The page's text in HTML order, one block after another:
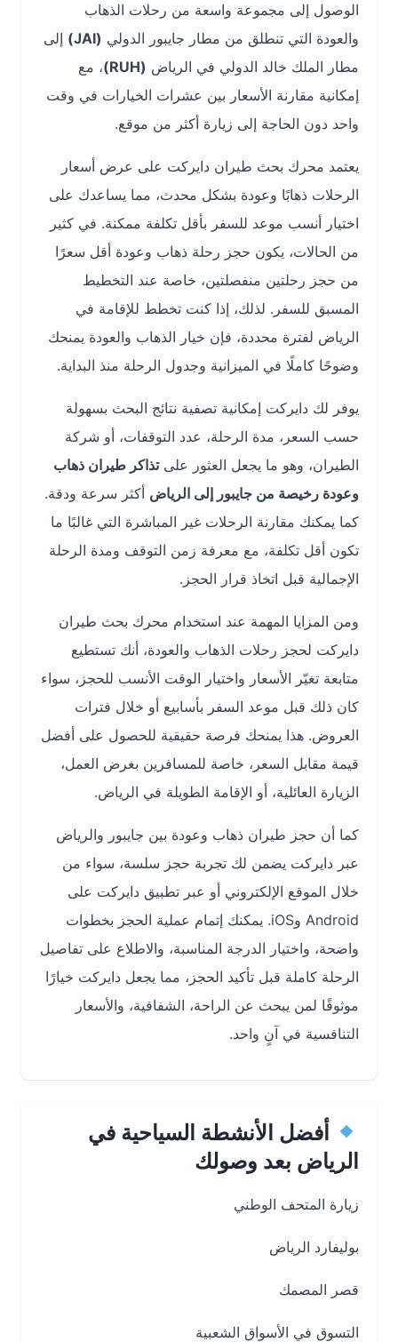
الوصول إلى مجموعة واسعة من رحلات الذهاب
والعودة التي تنطلق من مطار جايبور الدولي(JAI)
إلى
مطار الملك خالد الدولي في الرياض(RUH)
، مع
إمكانية مقارنة الأسعار بين عشرات الخيارات في وقت
واحد دون الحاجة إلى زيارة أكثر من موقع.
يعتمد محرك بحث طيران دايركت على عرض أسعار
الرحلات ذهابًا وعودة بشكل محدث، مما يساعدك على
اختيار أنسب موعد للسفر بأقل تكلفة ممكنة. في كثير
من الحالات، يكون حجز رحلة ذهاب وعودة أقل سعرًا
من حجز رحلتين منفصلتين، خاصة عند التخطيط
المسبق للسفر. لذلك، إذا كنت تخطط للإقامة في
الرياض لفترة محددة، فإن خيار الذهاب والعودة يمنحك
وضوحًا كاملًا في الميزانية وجدول الرحلة منذ البداية.
يوفر لك دايركت إمكانية تصفية نتائج البحث بسهولة
حسب السعر، مدة الرحلة، عدد التوقفات، أو شركة
الطيران، وهو ما يجعل العثور على تذاكر طيران ذهاب
وعودة رخيصة من جايبور إلى الرياضأكثر سرعة ودقة.
كما يمكنك مقارنة الرحلات غير المباشرة التي غالبًا ما
تكون أقل تكلفة، مع معرفة زمن التوقف ومدة الرحلة
الإجمالية قبل اتخاذ قرار الحجز.
ومن المزايا المهمة عند استخدام محرك بحث طيران
دايركت لحجز رحلات الذهاب والعودة، أنك تستطيع
متابعة تغيّر الأسعار واختيار الوقت الأنسب للحجز، سواء
كان ذلك قبل موعد السفر بأسابيع أو خلال فترات
العروض. هذا يمنحك فرصة حقيقية للحصول على أفضل
قيمة مقابل السعر، خاصة للمسافرين بغرض العمل،
الزيارة العائلية، أو الإقامة الطويلة في الرياض.
كما أن حجز طيران ذهاب وعودة بين جايبور والرياض
عبر دايركت يضمن لك تجربة حجز سلسة، سواء من
خلال الموقع الإلكتروني أو عبر تطبيق دايركت على
Android وiOS. يمكنك إتمام عملية الحجز بخطوات
واضحة، واختيار الدرجة المناسبة، والاطلاع على تفاصيل
الرحلة كاملة قبل تأكيد الحجز، مما يجعل دايركت خيارًا
موثوقًا لمن يبحث عن الراحة، الشفافية، والأسعار
التنافسية في آنٍ واحد.
أفضل الأنشطة السياحية في
الرياض بعد وصولك
زيارة المتحف الوطني
بوليفارد الرياض
قصر المصمك
التسوق في الأسواق الشعبية